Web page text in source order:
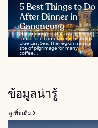
5 Best Things to Do
After Dinner in
Gangneung
Gangneung's status as a beloved
tourist site comes from the deep
blue East Sea. The region is also a
site of pilgrimage for many
coffee...
ข้อมูลน่ารู้
ดูเพิ่มเติม